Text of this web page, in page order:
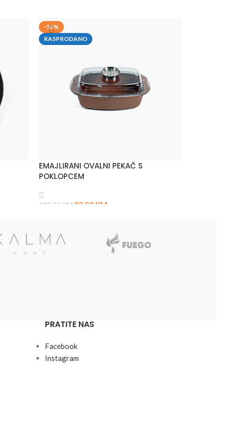
-50%
RASPRODANO
EMAJLIRANI OVALNI PEKAČ S
POKLOPCEM
199,90 KM 99,90 KM
PRATITE NAS
Facebook
Instagram